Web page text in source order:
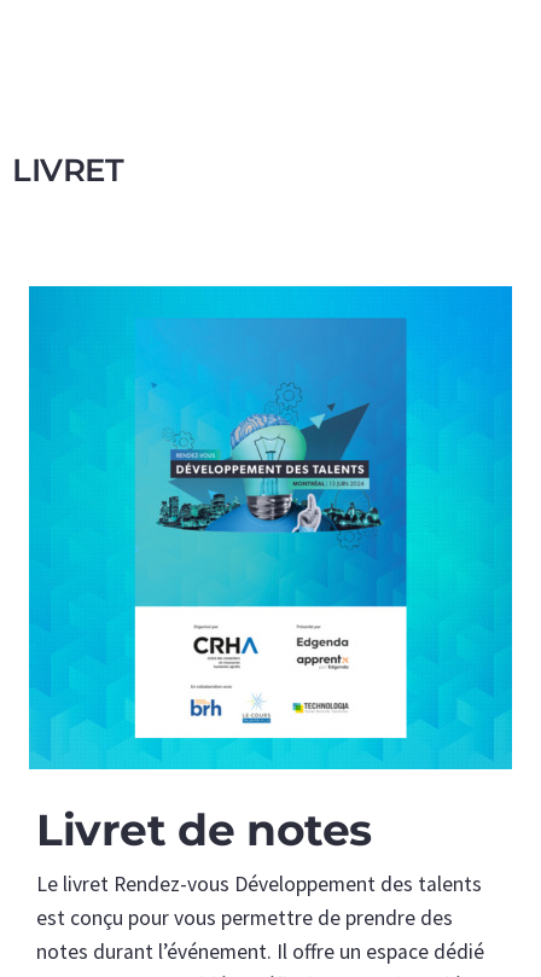
LIVRET
Livret de notes
Le livret Rendez-vous Développement des talents
est conçu pour vous permettre de prendre des
notes durant l’événement. Il offre un espace dédié